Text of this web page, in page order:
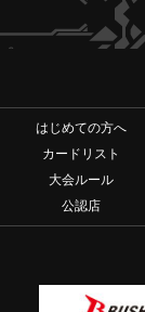
はじめての方へ
カードリスト
大会ルール
公認店